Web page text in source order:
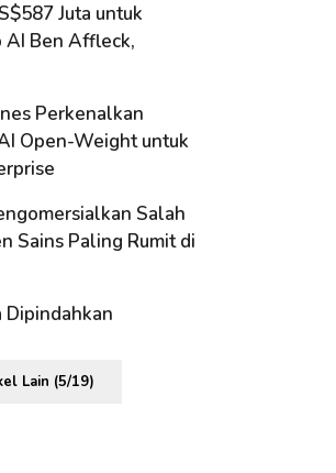
Juta untuk
AI Ben Affleck,
Perkenalkan
Open-Weight untuk
Salah
Sains Paling Rumit di
Dipindahkan
Lain (5/19)